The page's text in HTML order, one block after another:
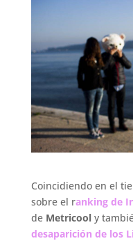
Coincidiendo en el
sobre el ranking de
de Metricooly
desaparición de los